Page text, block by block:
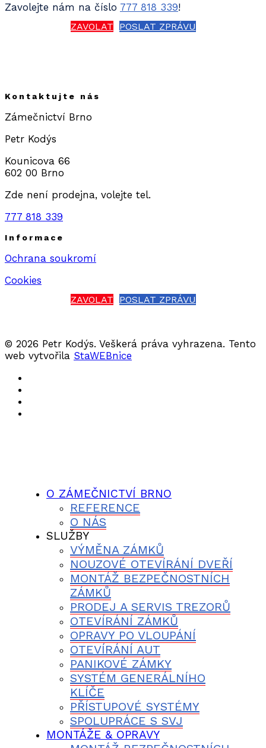
Zavolejte nám na číslo 777 818 339!
ZAVOLAT POSLAT ZPRÁVU
Kontaktujte nás
Zámečnictví Brno
Petr Kodýs
Kounicova 66
602 00 Brno
Zde není prodejna, volejte tel.
777 818 339
Informace
Ochrana soukromí
Cookies
ZAVOLAT POSLAT ZPRÁVU
© 2026 Petr Kodýs. Veškerá práva vyhrazena. Tento
web vytvořila StaWEBnice
O ZÁMEČNICTVÍ BRNO
REFERENCE
O NÁS
SLUŽBY
VÝMĚNA ZÁMKŮ
NOUZOVÉ OTEVÍRÁNÍ DVEŘÍ
MONTÁŽ BEZPEČNOSTNÍCH
ZÁMKŮ
PRODEJ A SERVIS TREZORŮ
OTEVÍRÁNÍ ZÁMKŮ
OPRAVY PO VLOUPÁNÍ
OTEVÍRÁNÍ AUT
PANIKOVÉ ZÁMKY
SYSTÉM GENERÁLNÍHO
KLÍČE
PŘÍSTUPOVÉ SYSTÉMY
SPOLUPRÁCE S SVJ
MONTÁŽE & OPRAVY